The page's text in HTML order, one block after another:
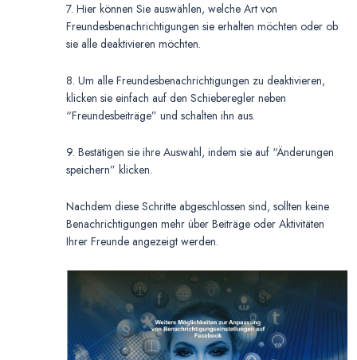
7. Hier können Sie auswählen, welche Art von
Freundesbenachrichtigungen sie erhalten möchten oder ob
sie alle deaktivieren möchten.
8. Um alle Freundesbenachrichtigungen zu deaktivieren,
klicken sie einfach auf den Schieberegler neben
“Freundesbeiträge” und schalten ihn aus.
9. Bestätigen sie ihre Auswahl, indem sie auf “Änderungen
speichern” klicken.
Nachdem diese Schritte abgeschlossen sind, sollten keine
Benachrichtigungen mehr über Beiträge oder Aktivitäten
Ihrer Freunde angezeigt werden.